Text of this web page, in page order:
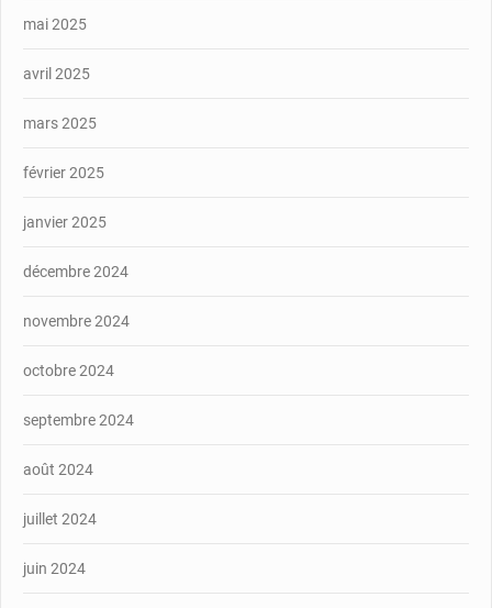
mai 2025
avril 2025
mars 2025
février 2025
janvier 2025
décembre 2024
novembre 2024
octobre 2024
septembre 2024
août 2024
juillet 2024
juin 2024